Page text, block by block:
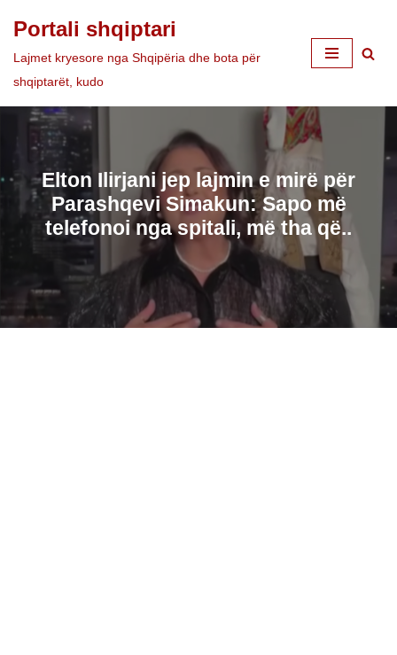
Skip
to
Portali shqiptari
Lajmet kryesore nga Shqipëria dhe bota për
shqiptarët, kudo
Elton Ilirjani jep lajmin e mirë për
Parashqevi Simakun: Sapo më
telefonoi nga spitali, më tha që..